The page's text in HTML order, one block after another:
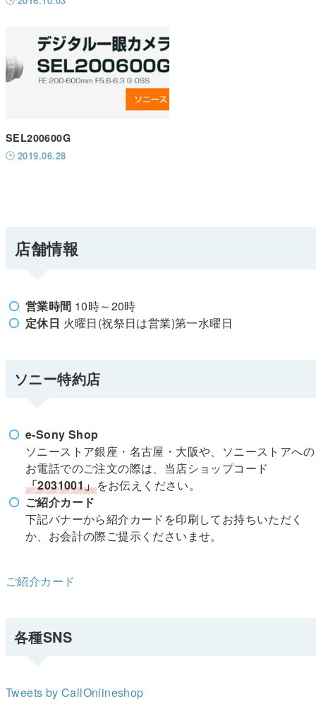
SEL200600G
2019.06.28
店舗情報
営業時間 10時～20時
定休日 火曜日(祝祭日は営業)第一水曜日
ソニー特約店
e-Sony Shop
ソニーストア銀座・名古屋・大阪や、ソニーストアへの
お電話でのご注文の際は、当店ショップコード
「2031001」をお伝えください。
ご紹介カード
下記バナーから紹介カードを印刷してお持ちいただく
か、お会計の際ご提示くださいませ。
ご紹介カード
各種SNS
Tweets by CallOnlineshop